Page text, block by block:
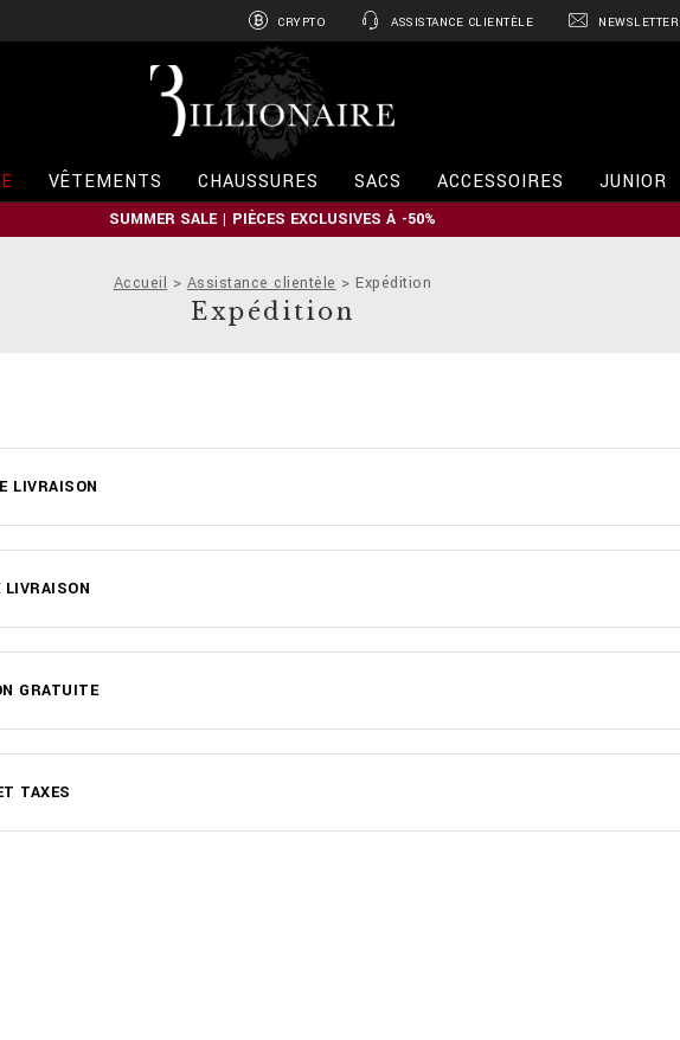
CRYPTO ASSISTANCE CLIENTÈLE NEWSLETTER
l
o
n
a
e
VÊTEMENTS CHAUSSURES SACS ACCESSOIRES JUNIOR
SUMMER SALE | PIÈCES EXCLUSIVES À -50%
Accueil Assistance clientèle Expédition
Expédition
LIVRAISON
LIVRAISON
GRATUITE
TAXES